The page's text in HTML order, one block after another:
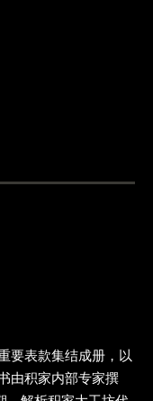
要表款集结成册，以
由积家内部专家撰